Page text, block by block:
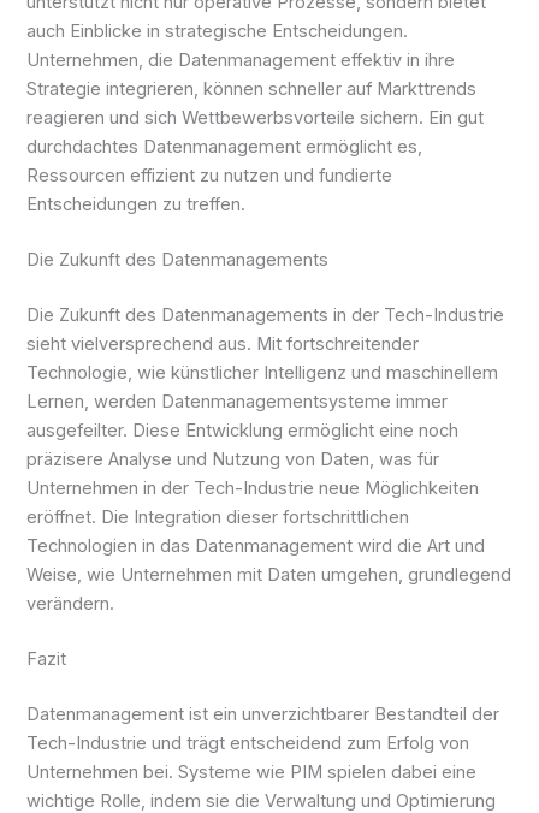
auch Einblicke in strategische Entscheidungen.
Unternehmen, die Datenmanagement effektiv in ihre
Strategie integrieren, können schneller auf Markttrends
reagieren und sich Wettbewerbsvorteile sichern. Ein gut
durchdachtes Datenmanagement ermöglicht es,
Ressourcen effizient zu nutzen und fundierte
Entscheidungen zu treffen.
Die Zukunft des Datenmanagements
Die Zukunft des Datenmanagements in der Tech-Industrie
sieht vielversprechend aus. Mit fortschreitender
Technologie, wie künstlicher Intelligenz und maschinellem
Lernen, werden Datenmanagementsysteme immer
ausgefeilter. Diese Entwicklung ermöglicht eine noch
präzisere Analyse und Nutzung von Daten, was für
Unternehmen in der Tech-Industrie neue Möglichkeiten
eröffnet. Die Integration dieser fortschrittlichen
Technologien in das Datenmanagement wird die Art und
Weise, wie Unternehmen mit Daten umgehen, grundlegend
verändern.
Fazit
Datenmanagement ist ein unverzichtbarer Bestandteil der
Tech-Industrie und trägt entscheidend zum Erfolg von
Unternehmen bei. Systeme wie PIM spielen dabei eine
wichtige Rolle, indem sie die Verwaltung und Optimierung